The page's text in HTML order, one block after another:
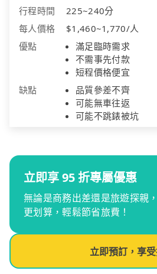
行程時間
225~240分
每人價格
$1,460~1,770/人
優點
滿足臨時需求
不需事先付款
短程價格便宜
缺點
品質參差不齊
可能無車往返
可能不跳錶被坑
立即享 95 折專屬優惠
無論是商務出差還是旅遊探親
更划算，輕鬆節省旅費！
立即預訂，享